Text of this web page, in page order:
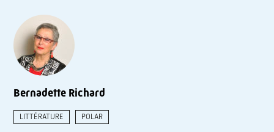
Bernadette Richard
LITTÉRATURE POLAR